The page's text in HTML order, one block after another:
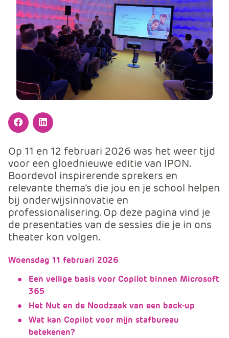
m
e
r
c
e
.
a
r
a
T
t
l
FacebookLinkedIn
Op 11 en 12 februari 2026 was het weer tijd
voor een gloednieuwe editie van IPON.
Boordevol inspirerende sprekers en
relevante thema’s die jou en je school helpen
bij onderwijsinnovatie en
professionalisering. Op deze pagina vind je
de presentaties van de sessies die je in ons
theater kon volgen.
Woensdag 11 februari 2026
Een veilige basis voor Copilot binnen Microsoft
365
Het Nut en de Noodzaak van een back-up
Wat kan Copilot voor mijn stafbureau
betekenen?